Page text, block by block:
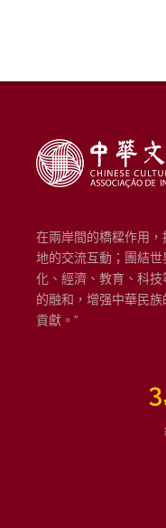
在兩岸間的橋樑作用
地的交流互動；團結
化、經濟、教育、科
的融和，增强中華民
貢獻。”